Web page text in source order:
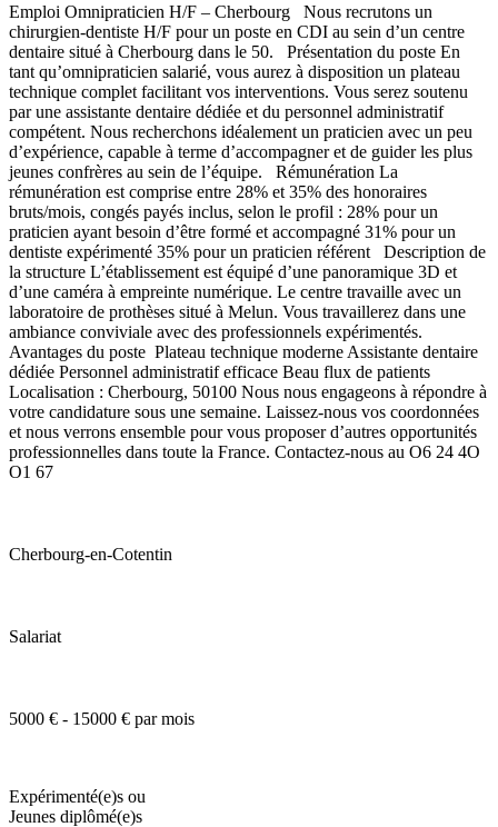
Emploi Omnipraticien H/F – Cherbourg Nous recrutons un
chirurgien-dentiste H/F pour un poste en CDI au sein d’un centre
dentaire situé à Cherbourg dans le 50. Présentation du poste En
tant qu’omnipraticien salarié, vous aurez à disposition un plateau
technique complet facilitant vos interventions. Vous serez soutenu
par une assistante dentaire dédiée et du personnel administratif
compétent. Nous recherchons idéalement un praticien avec un peu
d’expérience, capable à terme d’accompagner et de guider les plus
jeunes confrères au sein de l’équipe. Rémunération La
rémunération est comprise entre 28% et 35% des honoraires
bruts/mois, congés payés inclus, selon le profil : 28% pour un
praticien ayant besoin d’être formé et accompagné 31% pour un
dentiste expérimenté 35% pour un praticien référent Description de
la structure L’établissement est équipé d’une panoramique 3D et
d’une caméra à empreinte numérique. Le centre travaille avec un
laboratoire de prothèses situé à Melun. Vous travaillerez dans une
ambiance conviviale avec des professionnels expérimentés.
Avantages du poste Plateau technique moderne Assistante dentaire
dédiée Personnel administratif efficace Beau flux de patients
Localisation : Cherbourg, 50100 Nous nous engageons à répondre à
votre candidature sous une semaine. Laissez-nous vos coordonnées
et nous verrons ensemble pour vous proposer d’autres opportunités
professionnelles dans toute la France. Contactez-nous au O6 24 4O
O1 67
Cherbourg-en-Cotentin
Salariat
5000 € - 15000 € par mois
Expérimenté(e)s ou
Jeunes diplômé(e)s